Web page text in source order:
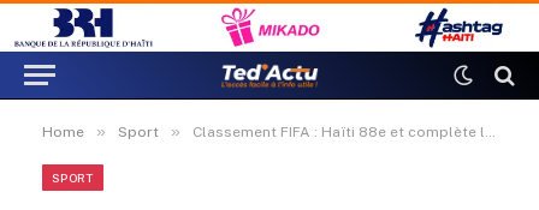
Home » Sport » Classement FIFA : Haïti 88e et complète le top 10 de la Concacaf
SPORT